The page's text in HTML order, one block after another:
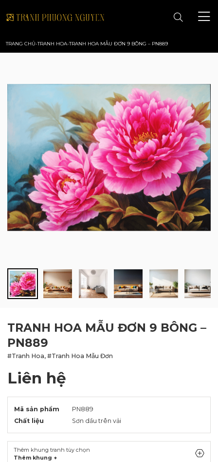
TRANH PHONG CẢNH
TRANH PHONG THỦY
TRANH HOA
TRANH SƠN DẦU
BLOG
TRANG CHỦ-TRANH HOA-TRANH HOA MẪU ĐƠN 9 BÔNG – PN889
TRANH HOA MẪU ĐƠN 9 BÔNG –
PN889
#Tranh Hoa, #Tranh Hoa Mẫu Đơn
Liên hệ
Mã sản phẩm
PN889
Chất liệu
Sơn dầu trên vải
Thêm khung tranh tùy chọn
Thêm khung +